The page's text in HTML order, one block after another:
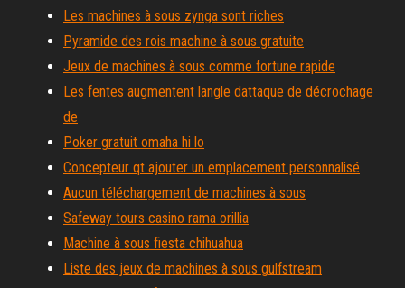
Les machines à sous zynga sont riches
Pyramide des rois machine à sous gratuite
Jeux de machines à sous comme fortune rapide
Les fentes augmentent langle dattaque de décrochage
de
Poker gratuit omaha hi lo
Concepteur qt ajouter un emplacement personnalisé
Aucun téléchargement de machines à sous
Safeway tours casino rama orillia
Machine à sous fiesta chihuahua
Liste des jeux de machines à sous gulfstream